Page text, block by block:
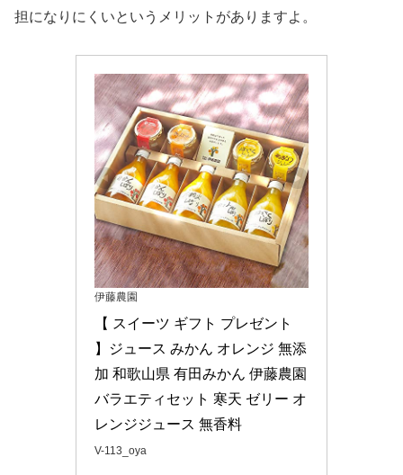
担になりにくいというメリットがありますよ。
伊藤農園
【 スイーツ ギフト プレゼント
】ジュース みかん オレンジ 無添
加 和歌山県 有田みかん 伊藤農園
バラエティセット 寒天 ゼリー オ
レンジジュース 無香料
V-113_oya